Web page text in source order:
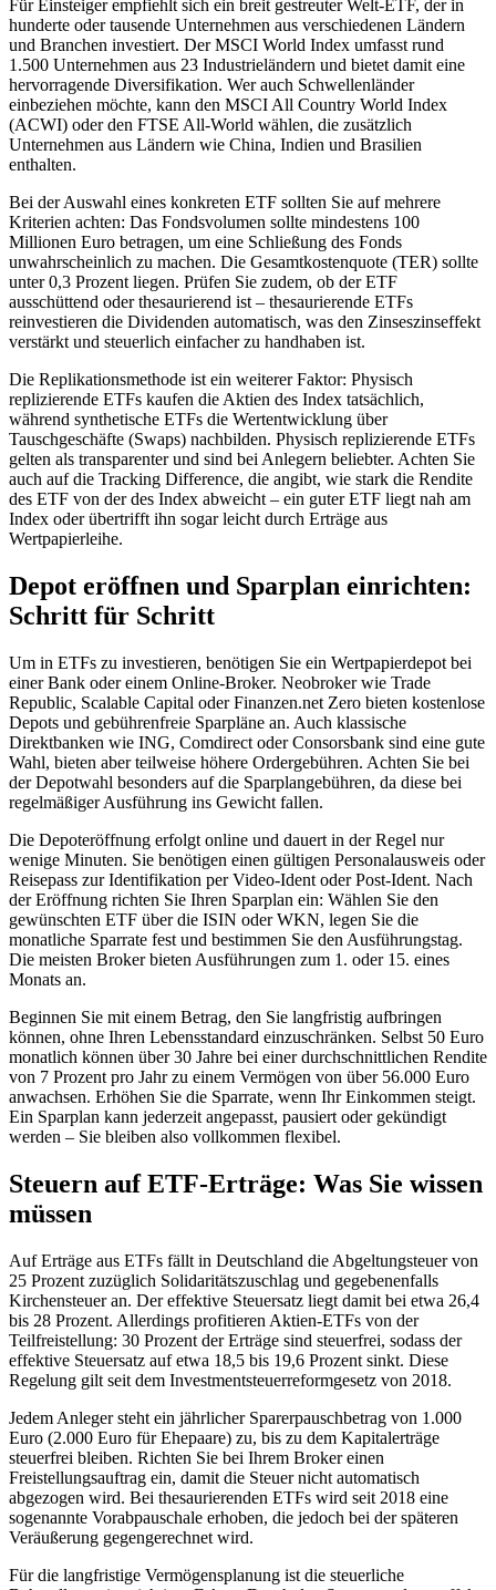
Für Einsteiger empfiehlt sich ein breit gestreuter Welt-ETF, der in
hunderte oder tausende Unternehmen aus verschiedenen Ländern
und Branchen investiert. Der MSCI World Index umfasst rund
1.500 Unternehmen aus 23 Industrieländern und bietet damit eine
hervorragende Diversifikation. Wer auch Schwellenländer
einbeziehen möchte, kann den MSCI All Country World Index
(ACWI) oder den FTSE All-World wählen, die zusätzlich
Unternehmen aus Ländern wie China, Indien und Brasilien
enthalten.
Bei der Auswahl eines konkreten ETF sollten Sie auf mehrere
Kriterien achten: Das Fondsvolumen sollte mindestens 100
Millionen Euro betragen, um eine Schließung des Fonds
unwahrscheinlich zu machen. Die Gesamtkostenquote (TER) sollte
unter 0,3 Prozent liegen. Prüfen Sie zudem, ob der ETF
ausschüttend oder thesaurierend ist – thesaurierende ETFs
reinvestieren die Dividenden automatisch, was den Zinseszinseffekt
verstärkt und steuerlich einfacher zu handhaben ist.
Die Replikationsmethode ist ein weiterer Faktor: Physisch
replizierende ETFs kaufen die Aktien des Index tatsächlich,
während synthetische ETFs die Wertentwicklung über
Tauschgeschäfte (Swaps) nachbilden. Physisch replizierende ETFs
gelten als transparenter und sind bei Anlegern beliebter. Achten Sie
auch auf die Tracking Difference, die angibt, wie stark die Rendite
des ETF von der des Index abweicht – ein guter ETF liegt nah am
Index oder übertrifft ihn sogar leicht durch Erträge aus
Wertpapierleihe.
Depot eröffnen und Sparplan einrichten:
Schritt für Schritt
Um in ETFs zu investieren, benötigen Sie ein Wertpapierdepot bei
einer Bank oder einem Online-Broker. Neobroker wie Trade
Republic, Scalable Capital oder Finanzen.net Zero bieten kostenlose
Depots und gebührenfreie Sparpläne an. Auch klassische
Direktbanken wie ING, Comdirect oder Consorsbank sind eine gute
Wahl, bieten aber teilweise höhere Ordergebühren. Achten Sie bei
der Depotwahl besonders auf die Sparplangebühren, da diese bei
regelmäßiger Ausführung ins Gewicht fallen.
Die Depoteröffnung erfolgt online und dauert in der Regel nur
wenige Minuten. Sie benötigen einen gültigen Personalausweis oder
Reisepass zur Identifikation per Video-Ident oder Post-Ident. Nach
der Eröffnung richten Sie Ihren Sparplan ein: Wählen Sie den
gewünschten ETF über die ISIN oder WKN, legen Sie die
monatliche Sparrate fest und bestimmen Sie den Ausführungstag.
Die meisten Broker bieten Ausführungen zum 1. oder 15. eines
Monats an.
Beginnen Sie mit einem Betrag, den Sie langfristig aufbringen
können, ohne Ihren Lebensstandard einzuschränken. Selbst 50 Euro
monatlich können über 30 Jahre bei einer durchschnittlichen Rendite
von 7 Prozent pro Jahr zu einem Vermögen von über 56.000 Euro
anwachsen. Erhöhen Sie die Sparrate, wenn Ihr Einkommen steigt.
Ein Sparplan kann jederzeit angepasst, pausiert oder gekündigt
werden – Sie bleiben also vollkommen flexibel.
Steuern auf ETF-Erträge: Was Sie wissen
müssen
Auf Erträge aus ETFs fällt in Deutschland die Abgeltungsteuer von
25 Prozent zuzüglich Solidaritätszuschlag und gegebenenfalls
Kirchensteuer an. Der effektive Steuersatz liegt damit bei etwa 26,4
bis 28 Prozent. Allerdings profitieren Aktien-ETFs von der
Teilfreistellung: 30 Prozent der Erträge sind steuerfrei, sodass der
effektive Steuersatz auf etwa 18,5 bis 19,6 Prozent sinkt. Diese
Regelung gilt seit dem Investmentsteuerreformgesetz von 2018.
Jedem Anleger steht ein jährlicher Sparerpauschbetrag von 1.000
Euro (2.000 Euro für Ehepaare) zu, bis zu dem Kapitalerträge
steuerfrei bleiben. Richten Sie bei Ihrem Broker einen
Freistellungsauftrag ein, damit die Steuer nicht automatisch
abgezogen wird. Bei thesaurierenden ETFs wird seit 2018 eine
sogenannte Vorabpauschale erhoben, die jedoch bei der späteren
Veräußerung gegengerechnet wird.
Für die langfristige Vermögensplanung ist die steuerliche